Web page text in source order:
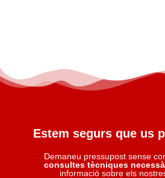
Estem segurs que us
Demaneu pressupost sense
consultes tècniques
informació sobre els